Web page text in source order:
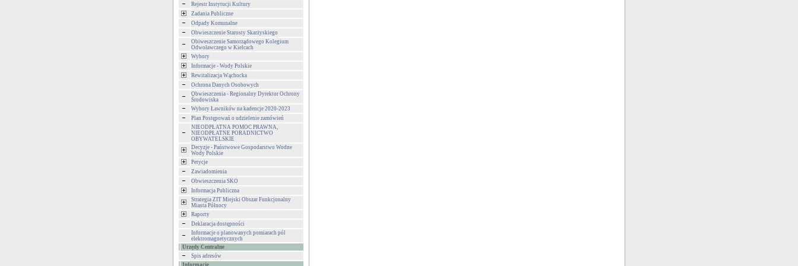
Rejestr Instytucji Kultury
Zadania Publiczne
Odpady Komunalne
Obwieszczenie Starosty Skarżyskiego
Obiweszczenie Samorządowego Kolegium
Odwoławczego w Kielcach
Wybory
Informacje - Wody Polskie
Rewitalizacja Wąchocka
Ochrona Danych Osobowych
Obwieszczenia - Regionalny Dyrektor Ochrony
Środowiska
Wybory Ławników na kadencje 2020-2023
Plan Postępowań o udzielenie zamówień
NIEODPŁATNA POMOC PRAWNA,
NIEODPŁATNE PORADNICTWO
OBYWATELSKIE
Decyzje - Państwowe Gospodarstwo Wodne
Wody Polskie
Petycje
Zawiadomienia
Obwieszczenia SKO
Informacja Publiczna
Strategia ZIT Miejski Obszar Funkcjonalny
Miasta Północy
Raporty
Deklaracja dostępności
Informacje o planowanych pomiarach pól
elektromagnetycznych
Urzędy Centralne
Spis adresów
Informacje